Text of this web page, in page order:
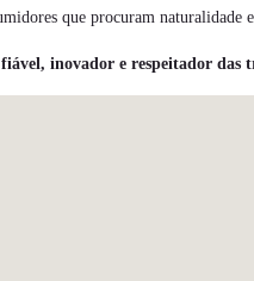
que procuram naturalidade
inovador e respeitador das